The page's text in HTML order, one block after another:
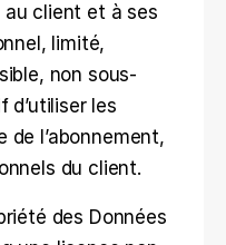
client et à ses
limité,
non sous-
d’utiliser les
de l’abonnement,
du client.
des Données